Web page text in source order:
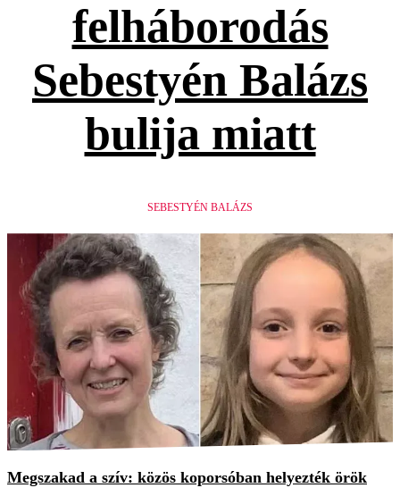
felháborodás
Sebestyén Balázs
bulija miatt
SEBESTYÉN BALÁZS
Megszakad a szív: közös koporsóban helyezték örök